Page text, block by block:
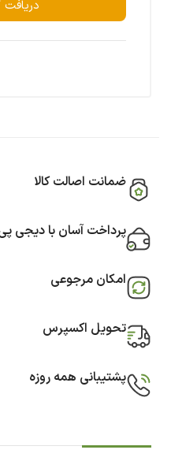
دریافت
ضمانت اصالت کالا
پرداخت آسان با دیجی
امکان مرجوعی
تحویل اکسپرس
پشتیبانی همه روزه